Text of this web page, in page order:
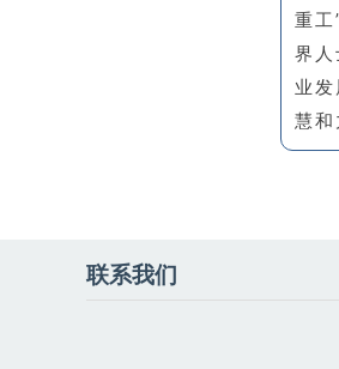
重
界
业
慧和
联系我们